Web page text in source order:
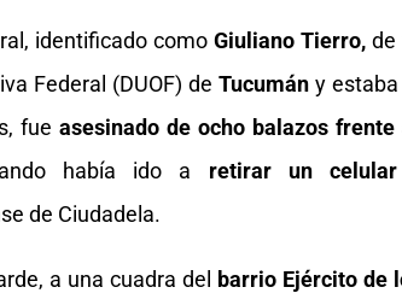
identificado comoGiuliano Tierro,de
Federal (DUOF) de Tucumán y
fueasesinado de ocho balazos frente
había ido a retirar un
de Ciudadela.
a una cuadra del barrio Ejército de